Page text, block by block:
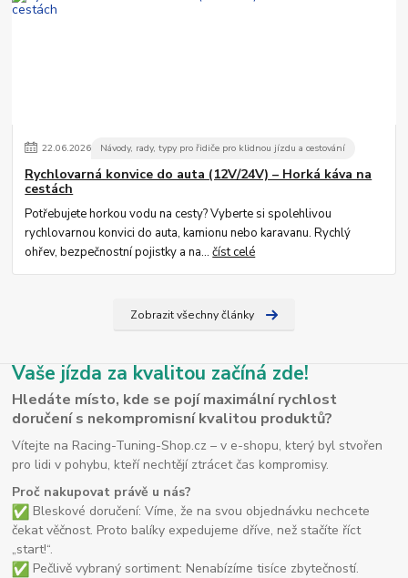
22.06.2026 Návody, rady, typy pro řidiče pro klidnou jízdu a cestování
Rychlovarná konvice do auta (12V/24V) – Horká káva na
cestách
Potřebujete horkou vodu na cesty? Vyberte si spolehlivou
rychlovarnou konvici do auta, kamionu nebo karavanu. Rychlý
ohřev, bezpečnostní pojistky a na...číst celé
Zobrazit všechny články
Vaše jízda za kvalitou začíná zde!
Hledáte místo, kde se pojí maximální rychlost
doručení s nekompromisní kvalitou produktů?
Vítejte na Racing-Tuning-Shop.cz – v e-shopu, který byl stvořen
pro lidi v pohybu, kteří nechtějí ztrácet čas kompromisy.
Proč nakupovat právě u nás?
Bleskové doručení: Víme, že na svou objednávku nechcete
čekat věčnost. Proto balíky expedujeme dříve, než stačíte říct
„start!“.
Pečlivě vybraný sortiment: Nenabízíme tisíce zbytečností.